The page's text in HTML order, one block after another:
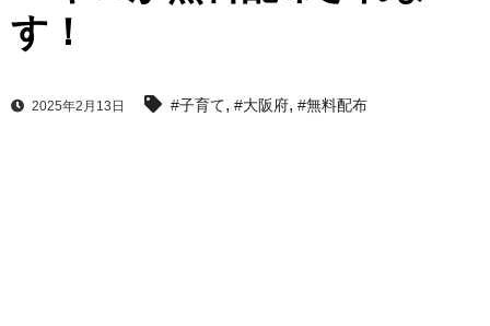
す！
2025年2月13日 #子育て, #大阪府, #無料配布